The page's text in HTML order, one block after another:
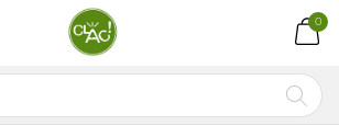
0